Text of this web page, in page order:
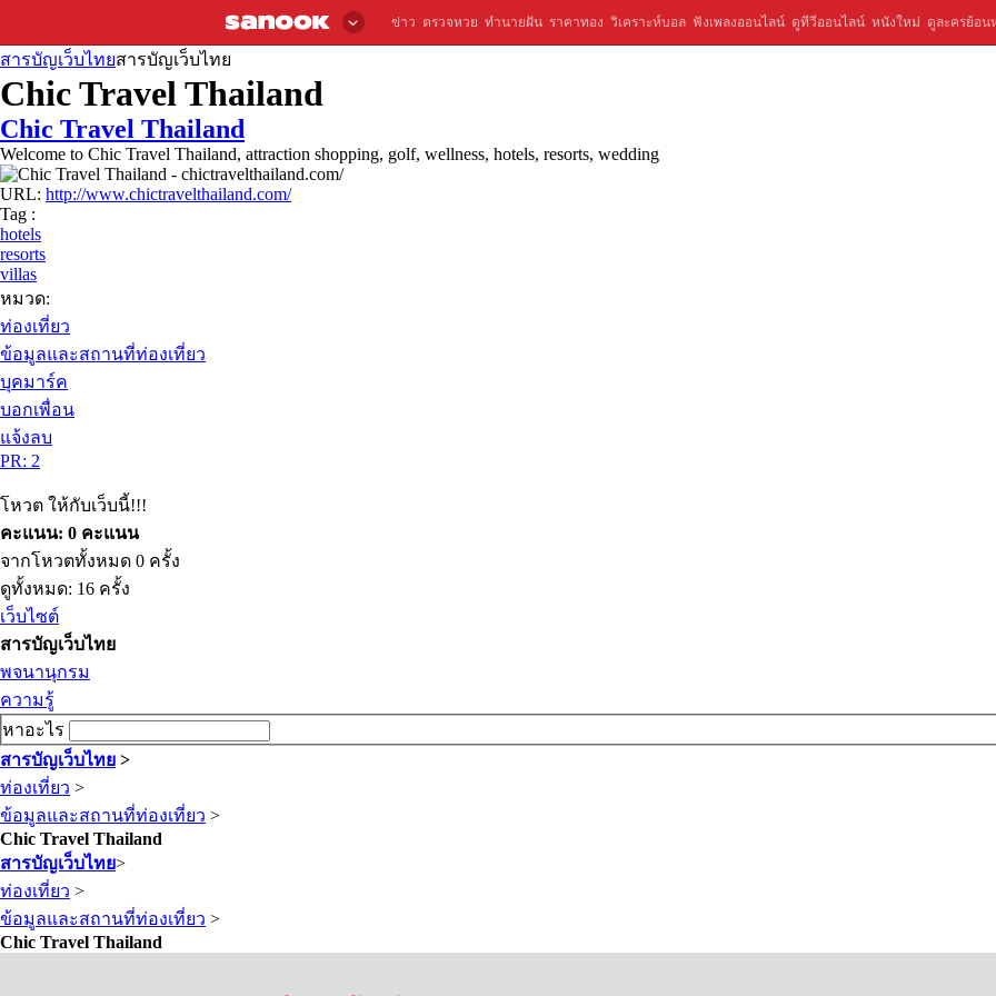
ข่าว ตรวจหวย ทำนายฝัน ราคาทอง วิเคราะห์บอล ฟังเพลงออนไลน์ ดูทีวีออนไลน์ หนังใหม่ ดูละครย้อน
สารบัญเว็บไทยสารบัญเว็บไทย
Chic Travel Thailand
Chic Travel Thailand
Welcome to Chic Travel Thailand, attraction shopping, golf, wellness, hotels, resorts, wedding
URL: http://www.chictravelthailand.com/
Tag :
hotels
resorts
villas
หมวด:
ท่องเที่ยว
ข้อมูลและสถานที่ท่องเที่ยว
บุคมาร์ค
บอกเพื่อน
แจ้งลบ
PR: 2
โหวต ให้กับเว็บนี้!!!
คะแนน: 0 คะแนน
จากโหวตทั้งหมด 0 ครั้ง
ดูทั้งหมด: 16 ครั้ง
เว็บไซต์
สารบัญเว็บไทย
พจนานุกรม
ความรู้
หาอะไร
สารบัญเว็บไทย >
ท่องเที่ยว >
ข้อมูลและสถานที่ท่องเที่ยว >
Chic Travel Thailand
สารบัญเว็บไทย>
ท่องเที่ยว >
ข้อมูลและสถานที่ท่องเที่ยว >
Chic Travel Thailand